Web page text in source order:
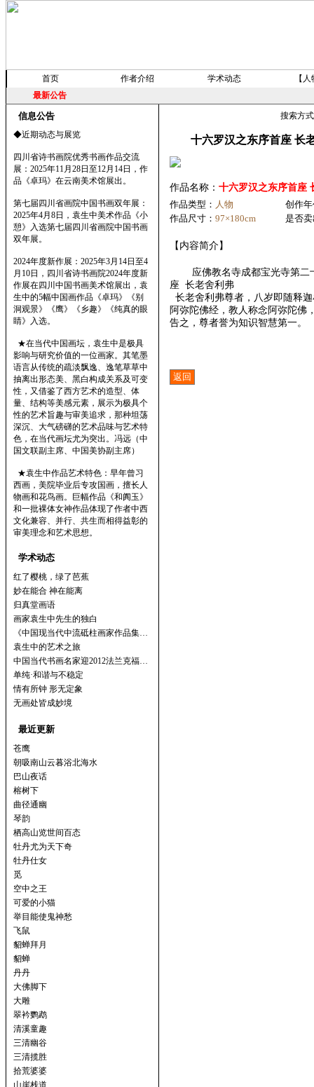
首页 作者介绍 学术动态
【
最新公告
信息公告
◆近期动态与展览
四川省诗书画院优秀书画作品交流
展：2025年11月28日至12月14日，作
品《卓玛》在云南美术馆展出。
第七届四川省画院中国书画双年展：
2025年4月8日，袁生中美术作品《小
憩》入选第七届四川省画院中国书画
双年展。
2024年度新作展：2025年3月14日至4
月10日，四川省诗书画院2024年度新
作展在四川中国书画美术馆展出，袁
生中的5幅中国画作品《卓玛》《别
洞观景》《鹰》《乡趣》《纯真的眼
睛》入选。
★在当代中国画坛，袁生中是极具
影响与研究价值的一位画家。其笔墨
语言从传统的疏淡飘逸、逸笔草草中
抽离出形态美、黑白构成关系及可变
性，又借鉴了西方艺术的造型、体
量、结构等美感元素，展示为极具个
性的艺术旨趣与审美追求，那种坦荡
深沉、大气磅礴的艺术品味与艺术特
色，在当代画坛尤为突出。冯远（中
国文联副主席、中国美协副主席）
★袁生中作品艺术特色：早年曾习
西画，美院毕业后专攻国画，擅长人
物画和花鸟画。巨幅作品《和阗玉》
和一批裸体女神作品体现了作者中西
文化兼容、并行、共生而相得益彰的
审美理念和艺术思想。
学术动态
红了樱桃，绿了芭蕉
妙在能合 神在能离
归真堂画语
画家袁生中先生的独白
《中国现当代中流砥柱画家作品集…
袁生中的艺术之旅
中国当代书画名家迎2012法兰克福…
单纯·和谐与不稳定
情有所钟 形无定象
无画处皆成妙境
最近更新
苍鹰
朝吸南山云暮浴北海水
巴山夜话
榕树下
曲径通幽
琴韵
栖高山览世间百态
牡丹尤为天下奇
牡丹仕女
觅
空中之王
可爱的小猫
举目能使鬼神愁
飞鼠
貂蝉拜月
貂蝉
丹丹
大佛脚下
大雕
翠衿鹦鹉
清溪童趣
三清幽谷
三清揽胜
拾荒婆婆
山崖栈道
搜索方
十六罗汉之东序首座 长
作品名称： 十六罗汉之东序首座
作品类型： 人物
创作
作品尺寸： 97×180cm 是否
【内容简介】
应佛教名寺成都宝光寺
座 长老舍利弗
长老舍利弗尊者，八岁即随释
阿弥陀佛经，教人称念阿弥陀佛
告之，尊者誉为知识智慧第一。